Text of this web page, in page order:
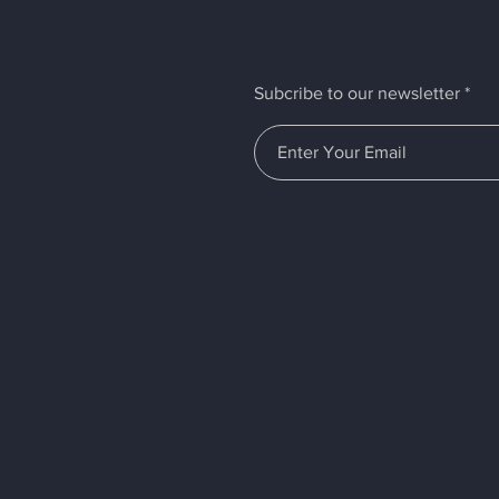
Subcribe to our newsletter